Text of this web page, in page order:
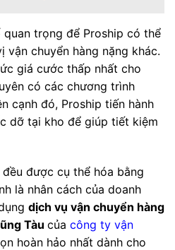
trọng để Proship có thể
vận chuyển hàng nặng khác.
giá cước thấp nhất cho
có các chương trình
cạnh đó, Proship tiến hành
dỡ tại kho để giúp tiết kiệm
được cụ thể hóa bằng
là nhân cách của doanh
dịch vụ vận chuyển hàng
Tàu của công ty vận
hoàn hảo nhất dành cho